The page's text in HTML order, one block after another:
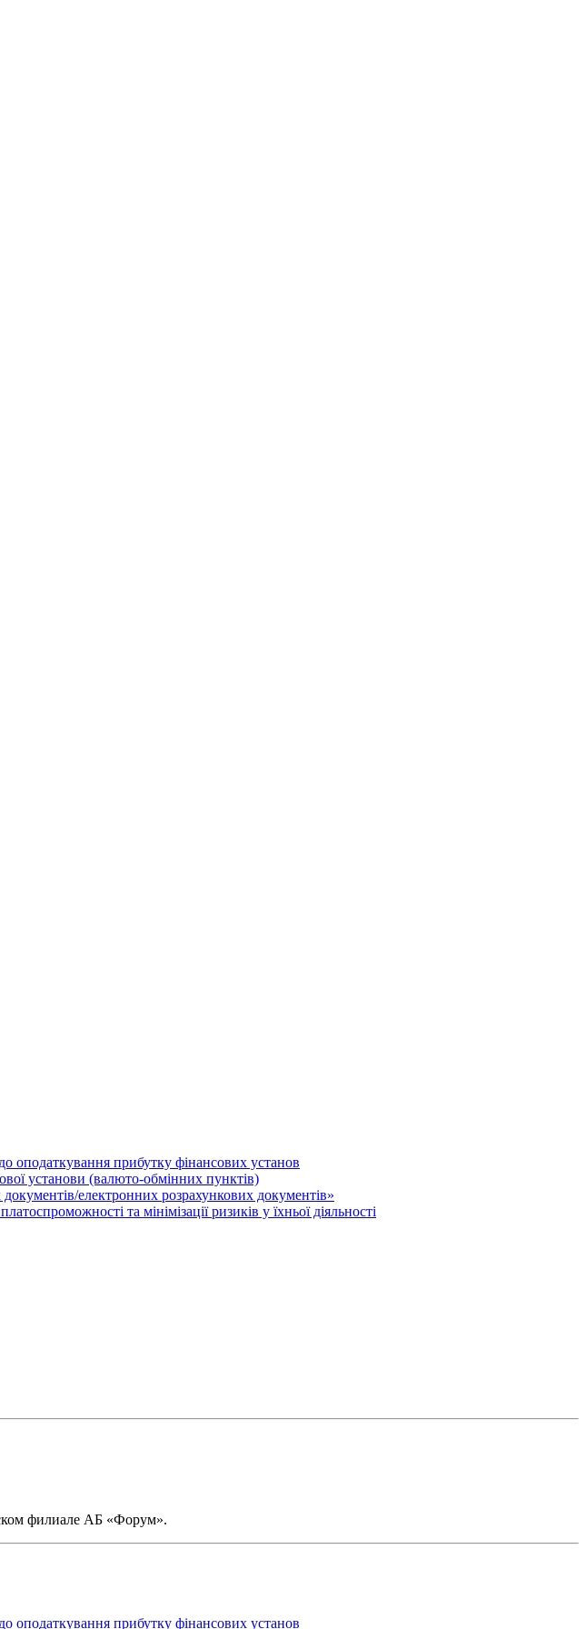
оподаткування прибутку фінансових установ
установи (валюто-обмінних пунктів)
електронних розрахункових документів»
та мінімізації ризиків у їхньої діяльності
филиале АБ «Форум».
оподаткування прибутку фінансових установ